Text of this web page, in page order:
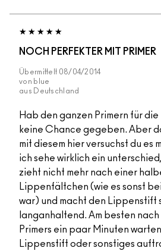
NOCH PERFEKTER MIT PRIMER
Übermittelt 08/04/2014
von blue
aus
Deutschland
Hab den ganzen Primern für die
keine Chance gegeben. Aber
mit diesem hier versuchst du es
ich sehe wirklich ein
zieht nicht mehr nach einer
Lippenfältchen (wie es sonst
war) und macht den Lippenstift
langanhaltend. Am besten
Primers ein paar Minuten
Lippenstift oder sonstiges